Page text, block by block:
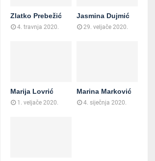
Zlatko Prebežić
4. travnja 2020.
Jasmina Dujmić
29. veljače 2020.
Marija Lovrić
1. veljače 2020.
Marina Marković
4. siječnja 2020.